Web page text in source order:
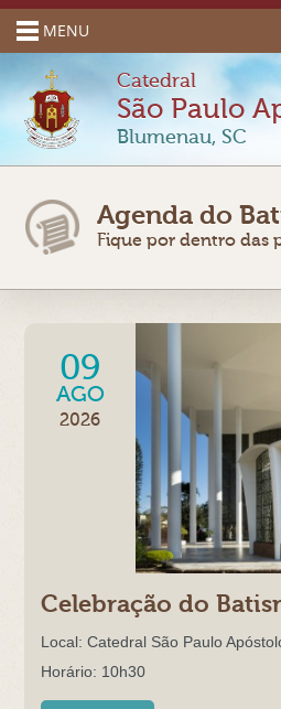
MENU
Catedral
São Paulo
Blumenau, SC
Agenda do
Fique por dentro das
09
AGO
2026
Celebração do
Local: Catedral São Paulo
Horário: 10h30